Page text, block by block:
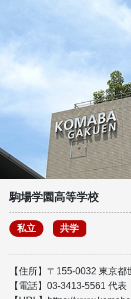
駒場学園高等学校
私立 共学
【住所】〒155-0032 東京
【電話】03-3413-5561 代表